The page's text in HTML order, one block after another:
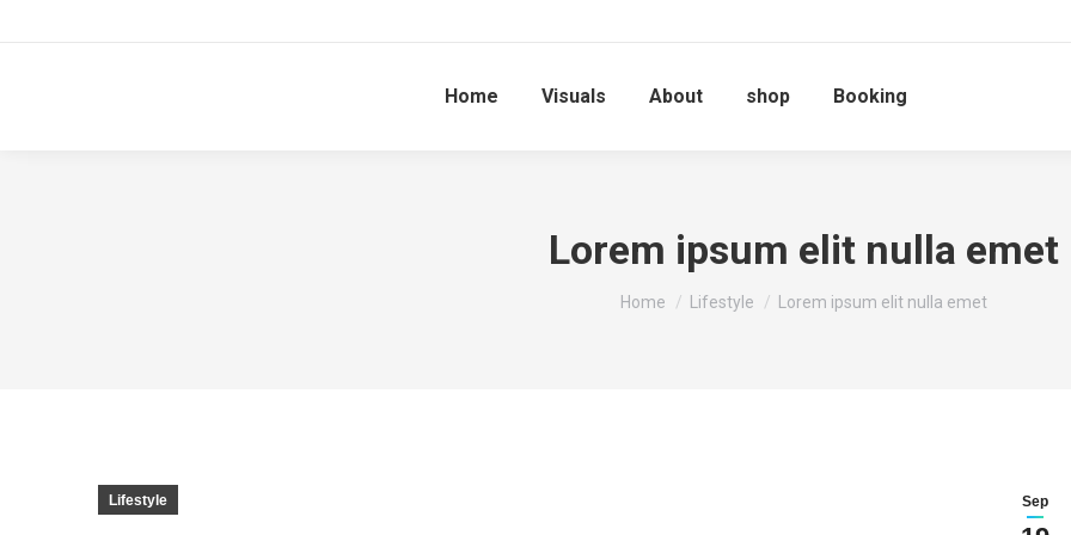
Home Visuals About shop Booking
Lorem ipsum elit nulla emet
You are here:
Home Lifestyle Lorem ipsum elit nulla emet
Sep
Lifestyle